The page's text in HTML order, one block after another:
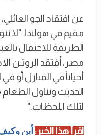
عن افتقاد الجو
مقيم في هولندا: "لا
الطريقة للاحتفال
مصر، أفتقد الروتين
أحياناً في المنازل أو
الحديث وتناول الطعام
لتلك اللحظات."
اقرأ هذا الخبر: أين